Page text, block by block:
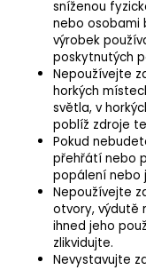
sníženou
nebo osobami
výrobek
poskytnutých
Nepoužívejte
horkých
světla, v
poblíž zdroje
Pokud
přehřátí nebo
popálení nebo
Nepoužívejte
otvory, výdutě
ihned jeho
zlikvidujte.
Nevystavujte